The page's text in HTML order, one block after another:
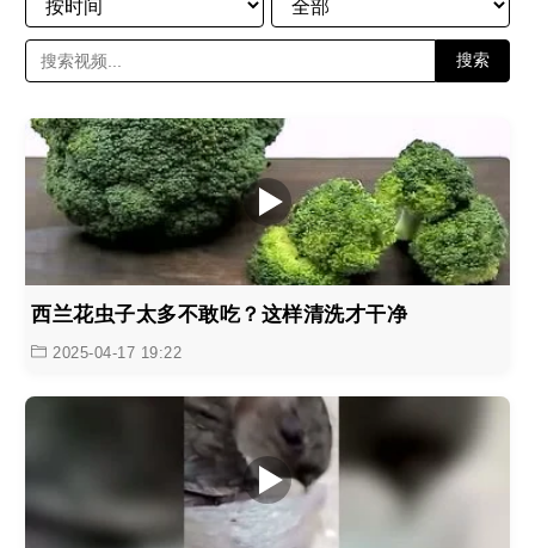
搜索
西兰花虫子太多不敢吃？这样清洗才干净
2025-04-17 19:22